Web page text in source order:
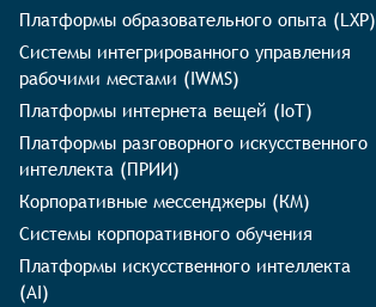
Платформы образовательного опыта (LXP)
Системы интегрированного управления
рабочими местами (IWMS)
Платформы интернета вещей (IoT)
Платформы разговорного искусственного
интеллекта (ПРИИ)
Корпоративные мессенджеры (КМ)
Системы корпоративного обучения
Платформы искусственного интеллекта
(AI)